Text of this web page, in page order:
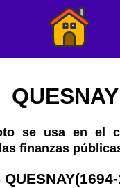
QUESNAY
se usa en el
finanzas